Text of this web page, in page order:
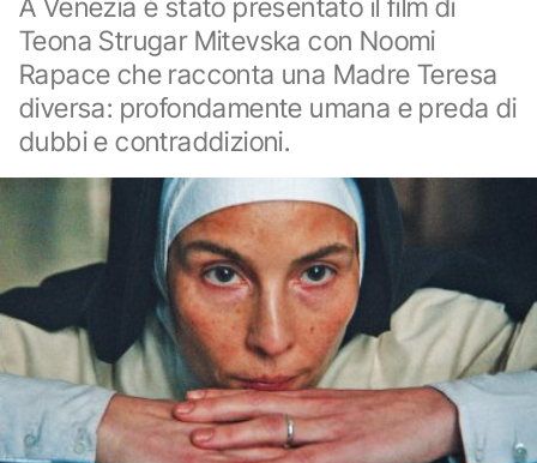
A Venezia è stato presentato il film di
Teona Strugar Mitevska con Noomi
Rapace che racconta una Madre Teresa
diversa: profondamente umana e preda di
dubbi e contraddizioni.